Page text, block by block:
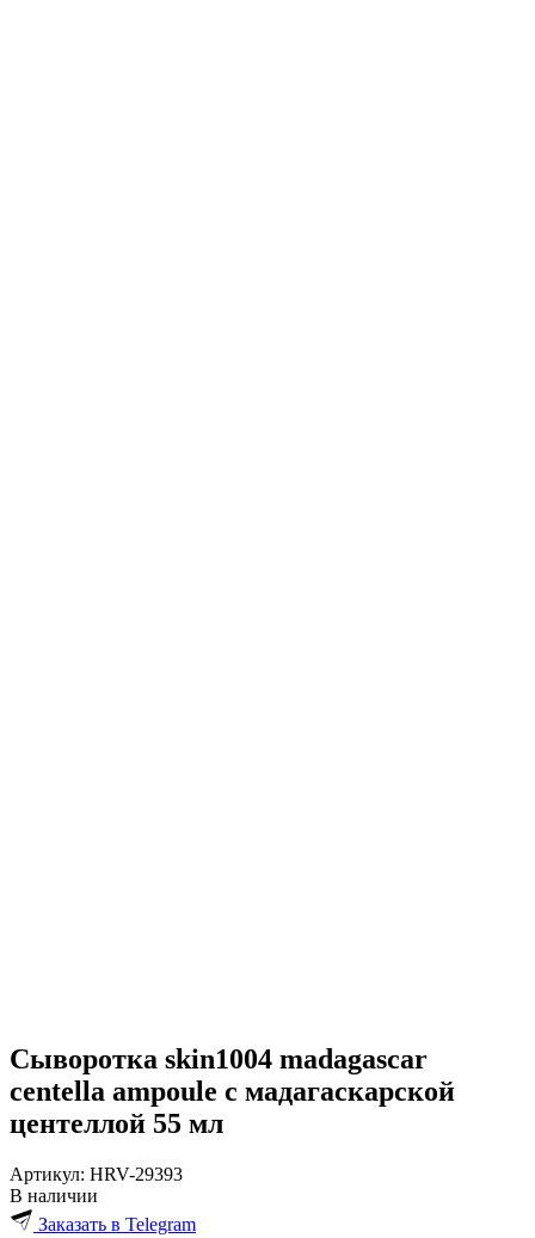
Сыворотка skin1004 madagascar
centella ampoule с мадагаскарской
центеллой 55 мл
Артикул: HRV-29393
В наличии
Заказать в Telegram